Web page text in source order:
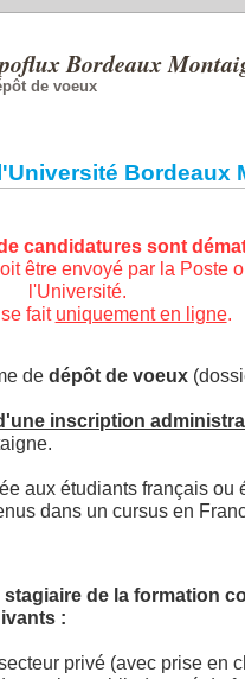
Bordeaux
de voeux
Bordeaux
candidatures sont
être envoyé par la Poste
l'Université.
fait uniquement en ligne.
de dépôt de voeux
inscription
aux étudiants français ou
dans un cursus en
de la formation
:
privé (avec prise en